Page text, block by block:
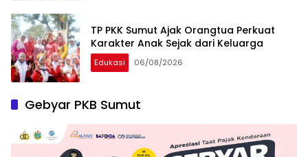
TP PKK Sumut Ajak Orangtua Perkuat
Karakter Anak Sejak dari Keluarga
Edukasi 06/08/2026
Gebyar PKB Sumut